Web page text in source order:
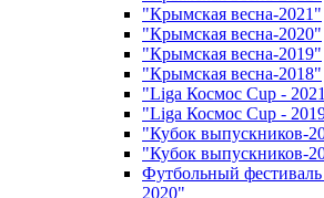
"Крымская весна-2021"
"Крымская весна-2020"
"Крымская весна-2019"
"Крымская весна-2018"
"Liga Космос Cup -
"Liga Космос Cup -
"Кубок выпускников-
"Кубок выпускников-
Футбольный
2020"